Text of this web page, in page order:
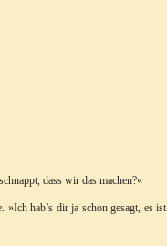
dass wir das machen?«
hab’s dir ja schon gesagt, es ist